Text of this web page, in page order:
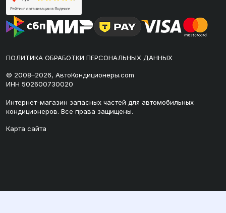
ПОЛИТИКА ОБРАБОТКИ ПЕРСОНАЛЬНЫХ ДАННЫХ
© 2008–2026, АвтоКондиционеры.com
ИНН 502600730020
Интернет-магазин запасных частей для автомобильных
кондиционеров. Все права защищены.
Карта сайта